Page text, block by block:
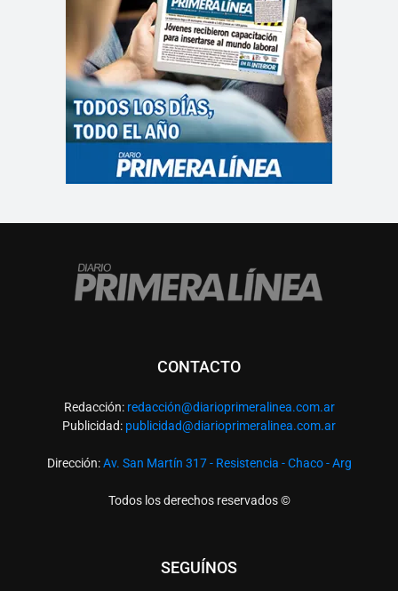
CONTACTO
Redacción: redacción@diarioprimeralinea.com.ar
Publicidad: publicidad@diarioprimeralinea.com.ar
Dirección:Av. San Martín 317 - Resistencia - Chaco - Arg
Todos los derechos reservados ©
SEGUÍNOS